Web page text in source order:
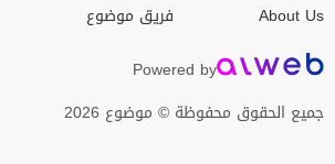
About Us
فريق موضوع
Powered by
جميع الحقوق محفوظة © موضوع 2026